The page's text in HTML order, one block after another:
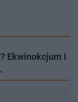
Ekwinokcjum i